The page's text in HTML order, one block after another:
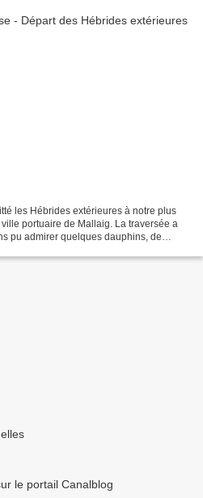
les Hébrides extérieures à notre plus
portuaire de Mallaig. La traversée a
pu admirer quelques dauphins, de
le portail Canalblog